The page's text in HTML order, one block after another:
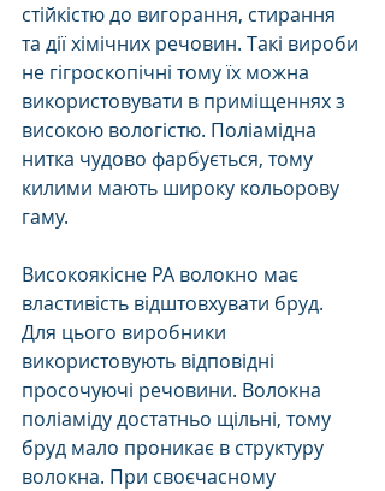
стійкістю до вигорання, стирання
та дії хімічних речовин. Такі вироби
не гігроскопічні тому їх можна
використовувати в приміщеннях з
високою вологістю. Поліамідна
нитка чудово фарбується, тому
килими мають широку кольорову
гаму.
Високоякісне РА волокно має
властивість відштовхувати бруд.
Для цього виробники
використовують відповідні
просочуючі речовини. Волокна
поліаміду достатньо щільні, тому
бруд мало проникає в структуру
волокна. При своєчасному